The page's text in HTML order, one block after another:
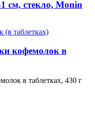
см, стекло, Monin
кофемолок в
в таб­лет­ках, 430 г